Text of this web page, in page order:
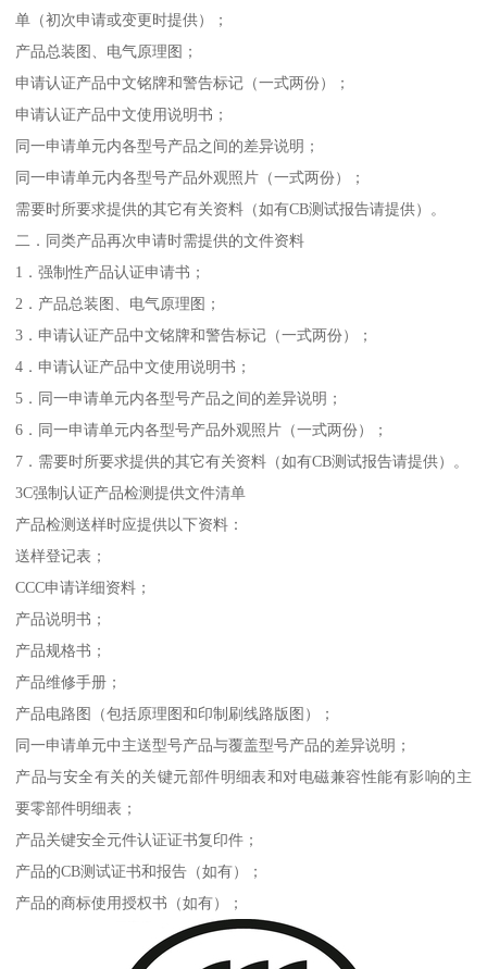
单（初次申请或变更时提供）；
产品总装图、电气原理图；
申请认证产品中文铭牌和警告标记（一式两份）；
申请认证产品中文使用说明书；
同一申请单元内各型号产品之间的差异说明；
同一申请单元内各型号产品外观照片（一式两份）；
需要时所要求提供的其它有关资料（如有CB测试报告请提供）。
二．同类产品再次申请时需提供的文件资料
1．强制性产品认证申请书；
2．产品总装图、电气原理图；
3．申请认证产品中文铭牌和警告标记（一式两份）；
4．申请认证产品中文使用说明书；
5．同一申请单元内各型号产品之间的差异说明；
6．同一申请单元内各型号产品外观照片（一式两份）；
7．需要时所要求提供的其它有关资料（如有CB测试报告请提供）。
3C强制认证产品检测提供文件清单
产品检测送样时应提供以下资料：
送样登记表；
CCC申请详细资料；
产品说明书；
产品规格书；
产品维修手册；
产品电路图（包括原理图和印制刷线路版图）；
同一申请单元中主送型号产品与覆盖型号产品的差异说明；
产品与安全有关的关键元部件明细表和对电磁兼容性能有影响的主
要零部件明细表；
产品关键安全元件认证证书复印件；
产品的CB测试证书和报告（如有）；
产品的商标使用授权书（如有）；